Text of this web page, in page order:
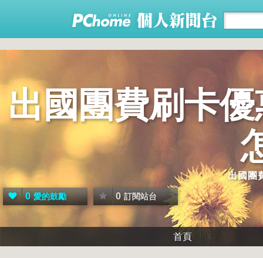
出國團費刷卡
出國團
0 愛的鼓勵 0 訂閱站台
首頁